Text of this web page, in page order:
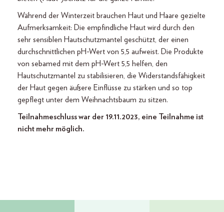
Während der Winterzeit brauchen Haut und Haare gezielte
Aufmerksamkeit: Die empfindliche Haut wird durch den
sehr sensiblen Hautschutzmantel geschützt, der einen
durchschnittlichen pH-Wert von 5,5 aufweist. Die Produkte
von sebamed mit dem pH-Wert 5,5 helfen, den
Hautschutzmantel zu stabilisieren, die Widerstandsfähigkeit
der Haut gegen äußere Einflüsse zu stärken und so top
gepflegt unter dem Weihnachtsbaum zu sitzen.
Teilnahmeschluss war der 19.11.2023, eine Teilnahme ist
nicht mehr möglich.